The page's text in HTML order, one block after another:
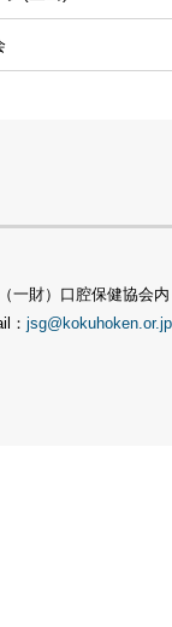
一財）口腔保健協会内
： jsg@kokuhoken.or.jp